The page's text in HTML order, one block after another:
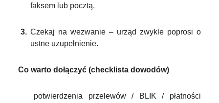
faksem lub pocztą.
Czekaj na wezwanie – urząd zwykle poprosi o
ustne uzupełnienie.
Co warto dołączyć (checklista dowodów)
potwierdzenia przelewów / BLIK / płatności